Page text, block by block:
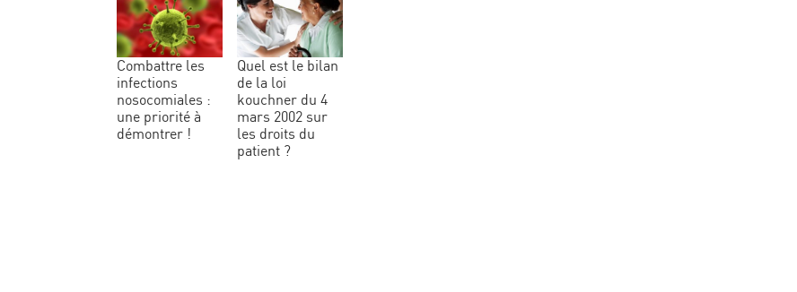
combattre les
infections
nosocomiales :
une priorité à
démontrer !
quel est le bilan
de la loi
kouchner du 4
mars 2002 sur
les droits du
patient ?